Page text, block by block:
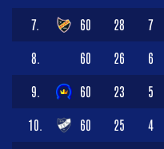
7. 60 28 7
8. 60 26 6
9. 60 23 5
10. 60 25 4